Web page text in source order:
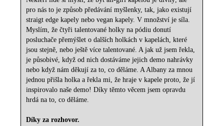
pro nás to je způsob předávání myšlenky, tak, jako existují
straigt edge kapely nebo vegan kapely. V množství je síla.
Myslím, že čtyři talentované holky na pódiu donutí
posluchače přemýšlet o dalších holkách v kapelách, které
jsou stejně, nebo ještě více talentované. A jak už jsem řekla,
je působivé, když od nich dostáváme jejich demo nahrávky
nebo když nám děkují za to, co děláme. A Albany za mnou
jednou přišla holka a řekla mi, že hraje v kapele proto, že jí
inspirovalo naše demo! Díky těmto věcem jsem opravdu
hrdá na to, co děláme.
Díky za rozhovor.